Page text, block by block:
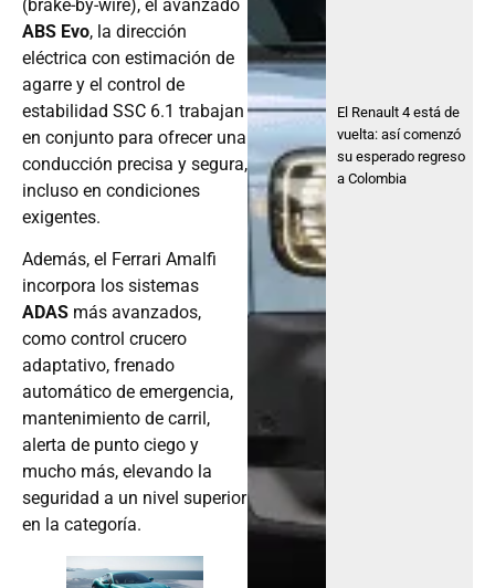
(brake-by-wire), el avanzado
ABS Evo, la dirección
eléctrica con estimación de
agarre y el control de
estabilidad SSC 6.1 trabajan
en conjunto para ofrecer una
conducción precisa y segura,
incluso en condiciones
exigentes.
Además, el Ferrari Amalfi
incorpora los sistemas
ADAS más avanzados,
como control crucero
adaptativo, frenado
automático de emergencia,
mantenimiento de carril,
alerta de punto ciego y
mucho más, elevando la
seguridad a un nivel superior
en la categoría.
El Renault 4 está de
vuelta: así comenzó
su esperado regreso
a Colombia